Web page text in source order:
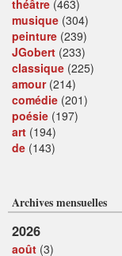
théâtre (463)
musique (304)
peinture (239)
JGobert (233)
classique (225)
amour(214)
comédie (201)
poésie (197)
art (194)
de (143)
Archives mensuelles
2026
août (3)